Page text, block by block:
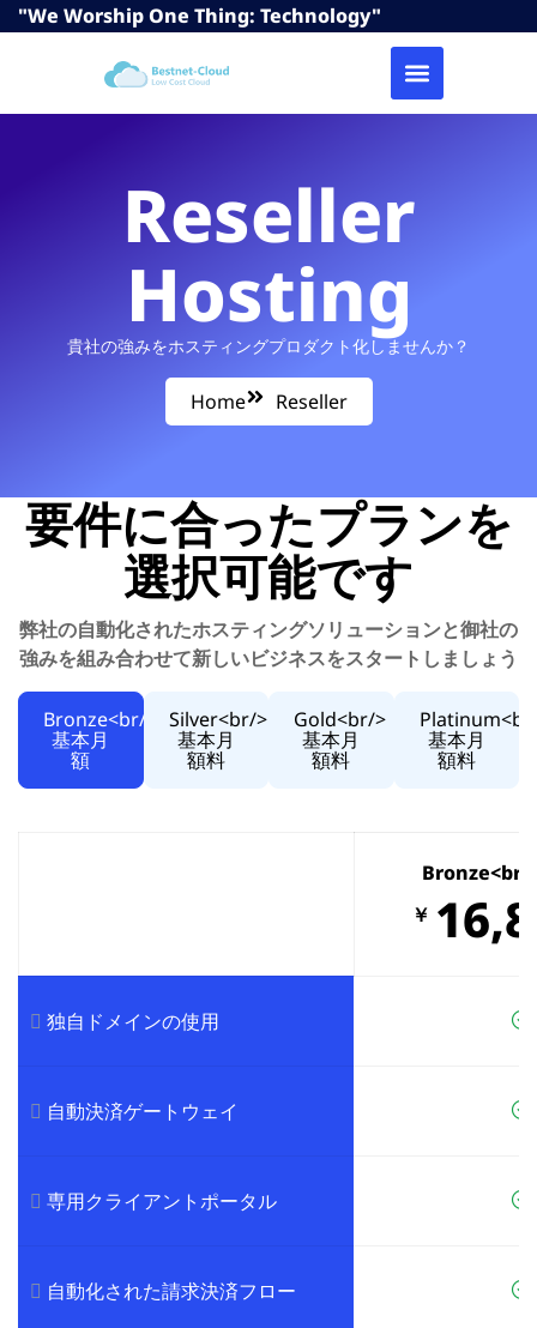
"We Worship One Thing: Technology"
Reseller
Hosting
貴社の強みをホスティングプロダクト化しませんか？
Home Reseller
要件に合ったプランを
選択可能です
弊社の自動化されたホスティングソリューションと御社の
強みを組み合わせて新しいビジネスをスタートしましょう
Bronze<br/>
基本月
額
Silver<br/>
基本月
額料
Gold<br/>
基本月
額料
基本月
額料
Bronze<br/
￥
独自ドメインの使用
自動決済ゲートウェイ
専用クライアントポータル
自動化された請求決済フロー